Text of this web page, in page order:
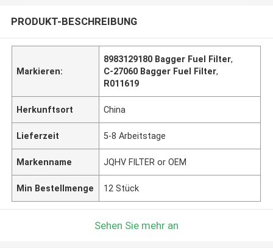
PRODUKT-BESCHREIBUNG
Markieren:
8983129180 Bagger Fuel Filter,
C-27060 Bagger Fuel Filter,
R011619
Herkunftsort China
Lieferzeit 5-8 Arbeitstage
Markenname JQHV FILTER or OEM
Min Bestellmenge 12 Stück
Sehen Sie mehr an